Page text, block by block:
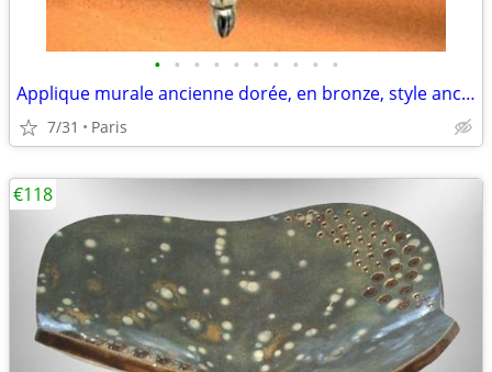
• • • • • • • • • •
Applique murale ancienne dorée, en bronze, style ancien, en excellent
7/31 Paris
€118